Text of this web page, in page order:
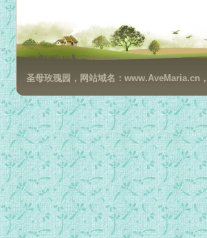
圣母玫瑰园，网站域名：www.AveMaria.cn